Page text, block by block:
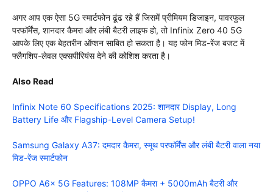
अगर आप एक ऐसा 5G स्मार्टफोन ढूंढ रहे हैं जिसमें प्रीमियम डिजाइन, पावरफुल
परफॉर्मेंस, शानदार कैमरा और लंबी बैटरी लाइफ हो, तो Infinix Zero 40 5G
आपके लिए एक बेहतरीन ऑप्शन साबित हो सकता है। यह फोन मिड-रेंज बजट में
फ्लैगशिप-लेवल एक्सपीरियंस देने की कोशिश करता है।
Also Read
Infinix Note 60 Specifications 2025: शानदार Display, Long
Battery Life और Flagship-Level Camera Setup!
Samsung Galaxy A37: दमदार कैमरा, स्मूथ परफॉर्मेंस और लंबी बैटरी वाला नया
मिड-रेंज स्मार्टफोन
OPPO A6x 5G Features: 108MP कैमरा + 5000mAh बैटरी और